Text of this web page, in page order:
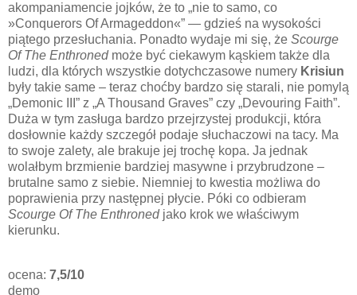
akompaniamencie jojków, że to „nie to samo, co
»Conquerors Of Armageddon«” — gdzieś na wysokości
piątego przesłuchania. Ponadto wydaje mi się, że Scourge
Of The Enthronedmoże być ciekawym kąskiem także dla
ludzi, dla których wszystkie dotychczasowe numery Krisiun
były takie same – teraz choćby bardzo się starali, nie pomylą
„Demonic III” z „A Thousand Graves” czy „Devouring Faith”.
Duża w tym zasługa bardzo przejrzystej produkcji, która
dosłownie każdy szczegół podaje słuchaczowi na tacy. Ma
to swoje zalety, ale brakuje jej trochę kopa. Ja jednak
wolałbym brzmienie bardziej masywne i przybrudzone –
brutalne samo z siebie. Niemniej to kwestia możliwa do
poprawienia przy następnej płycie. Póki co odbieram
Scourge Of The Enthronedjako krok we właściwym
kierunku.
ocena: 7,5/10
demo